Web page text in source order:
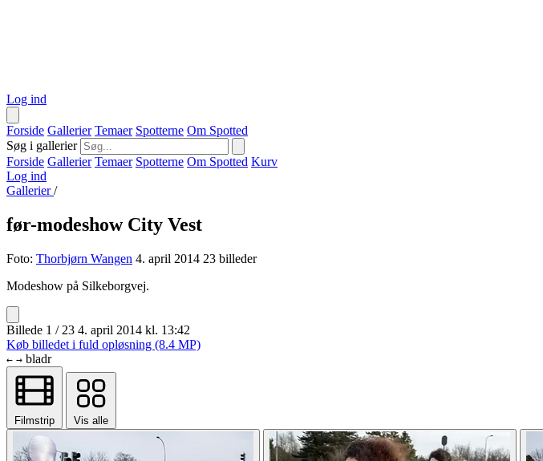
Log ind
Forside Gallerier Temaer Spotterne Om Spotted
Søg i gallerier
Forside Gallerier Temaer Spotterne Om Spotted Kurv
Log ind
Gallerier/
før-modeshow City Vest
Foto: Thorbjørn Wangen 4. april 2014 23 billeder
Modeshow på Silkeborgvej.
Billede 1 / 23 4. april 2014 kl. 13:42
Køb billedet i fuld opløsning (8.4 MP)
← → bladr
Filmstrip Vis alle